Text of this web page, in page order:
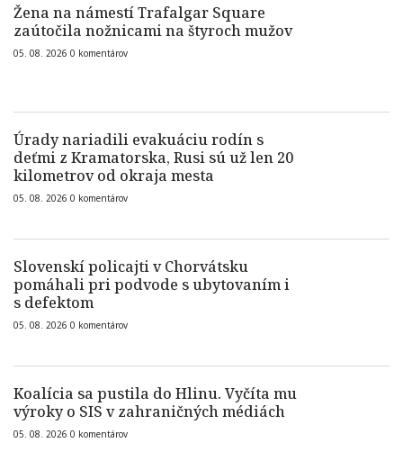
Žena na námestí Trafalgar Square
zaútočila nožnicami na štyroch mužov
05. 08. 2026 0 komentárov
Úrady nariadili evakuáciu rodín s
deťmi z Kramatorska, Rusi sú už len 20
kilometrov od okraja mesta
05. 08. 2026 0 komentárov
Slovenskí policajti v Chorvátsku
pomáhali pri podvode s ubytovaním i
s defektom
05. 08. 2026 0 komentárov
Koalícia sa pustila do Hlinu. Vyčíta mu
výroky o SIS v zahraničných médiách
05. 08. 2026 0 komentárov